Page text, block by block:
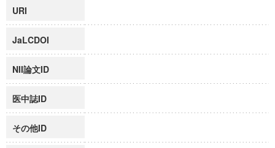
URI
JaLCDOI
NII論文ID
医中誌ID
その他ID